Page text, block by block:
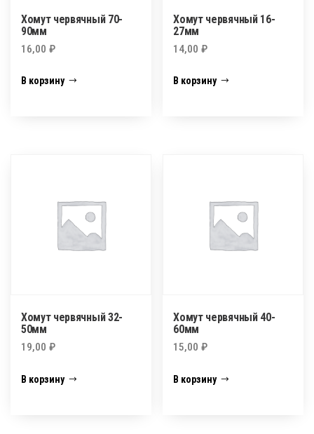
Хомут червячный 70-
90мм
16,00 ₽
В корзину
Хомут червячный 16-
27мм
14,00₽
В корзину
Хомут червячный 32-
50мм
19,00 ₽
В корзину
Хомут червячный 40-
60мм
15,00₽
В корзину